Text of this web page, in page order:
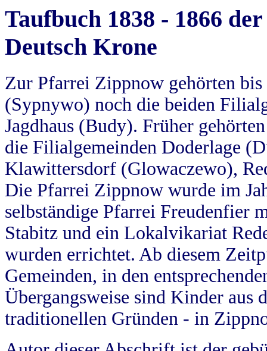
Taufbuch 1838 - 1866
Deutsch Krone
Zur Pfarrei Zippnow gehörten
(Sypnywo) noch die beiden
Jagdhaus (Budy). Früher
die Filialgemeinden Doderlage
Klawittersdorf (Glowaczewo),
Die Pfarrei Zippnow wurde im
selbständige Pfarrei Freudenfier
Stabitz und ein Lokalvikariat
wurden errichtet. Ab diesem
Gemeinden, in den
Übergangsweise sind Kinder aus
traditionellen Gründen - in